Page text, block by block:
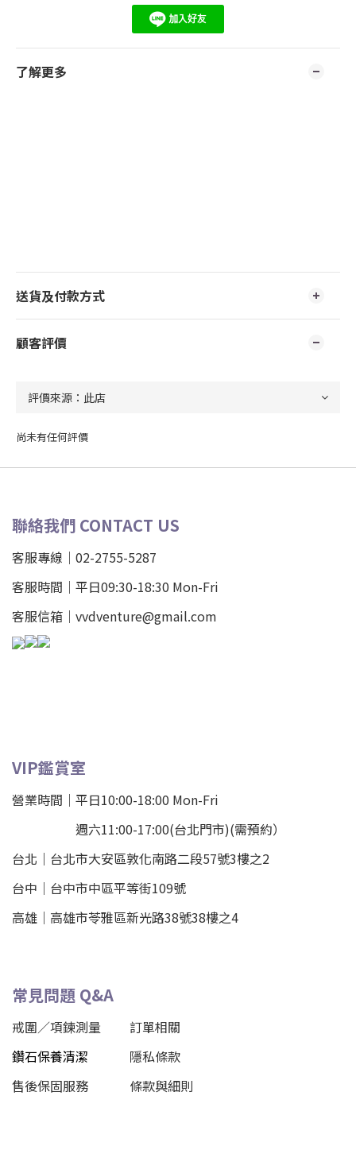
了解更多
送貨及付款方式
顧客評價
尚未有任何評價
聯絡我們 CONTACT US
客服專線｜02-2755-5287
客服時間｜平日09:30-18:30 Mon-Fri
客服信箱｜vvdventure@gmail.com
VIP鑑賞室
營業時間｜平日10:00-18:00 Mon-Fri
週六11:00-17:00(台北門市)(需預約）
台北 ｜ 台北市大安區敦化南路二段57號3樓之2
台中｜ 台中市中區平等街109號
高雄｜ 高雄市苓雅區新光路38號38樓之4
常見問題 Q&A
戒圍／項鍊測量
訂單相關
鑽石保養清潔
隱私條款
售後保固服務
條款與細則